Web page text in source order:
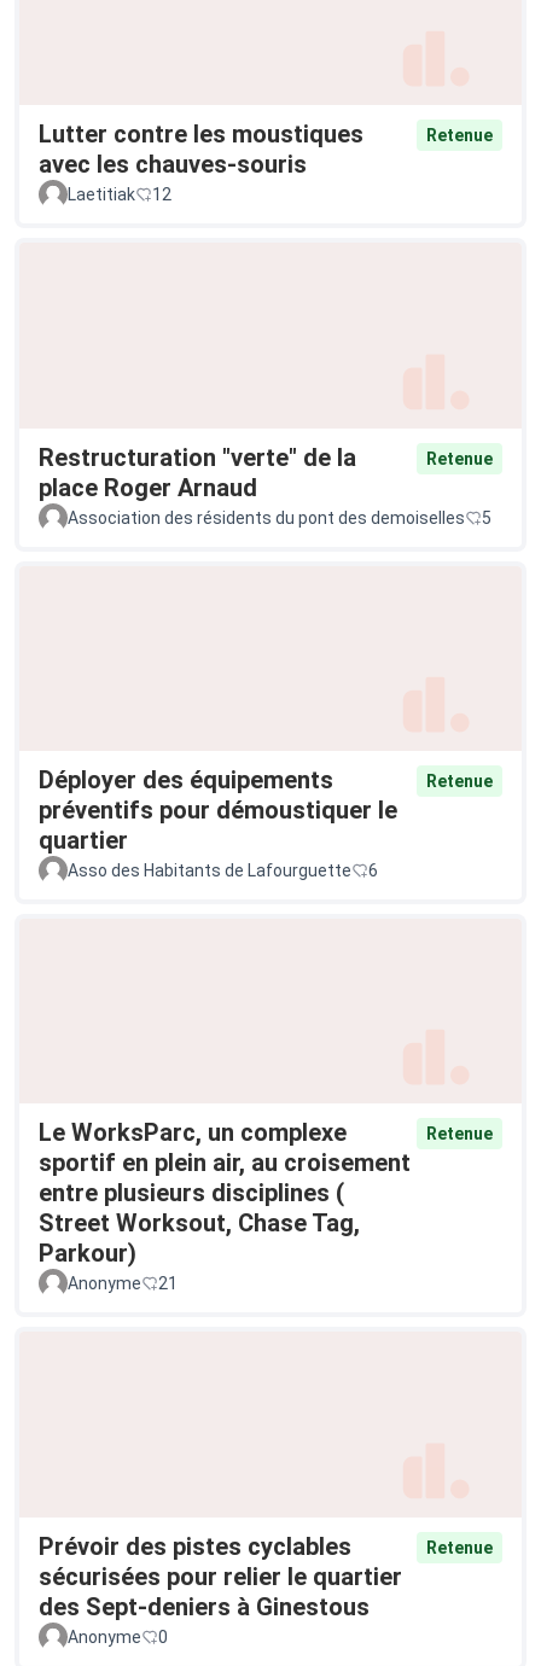
Lutter contre les moustiques
avec les chauves-souris
Retenue
Laetitiak 12
Restructuration "verte" de la
place Roger Arnaud
Retenue
Association des résidents du pont des demoiselles 5
Déployer des équipements
préventifs pour démoustiquer le
quartier
Retenue
Asso des Habitants de Lafourguette 6
Le WorksParc, un complexe
sportif en plein air, au croisement
entre plusieurs disciplines (
Street Worksout, Chase Tag,
Parkour)
Retenue
Anonyme 21
Prévoir des pistes cyclables
sécurisées pour relier le quartier
des Sept-deniers à Ginestous
Retenue
Anonyme 0